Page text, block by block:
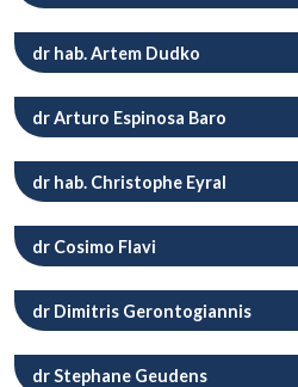
dr hab. Artem Dudko
dr Arturo Espinosa Baro
dr hab. Christophe Eyral
dr Cosimo Flavi
dr Dimitris Gerontogiannis
dr Stephane Geudens